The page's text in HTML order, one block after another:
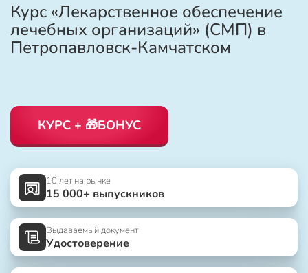
Курс «Лекарственное обеспечение
лечебных организаций» (СМП) в
Петропавловск-Камчатском
КУРС + 🎁БОНУС
10 лет на рынке
15 000+ выпускников
Выдаваемый документ
Удостоверение